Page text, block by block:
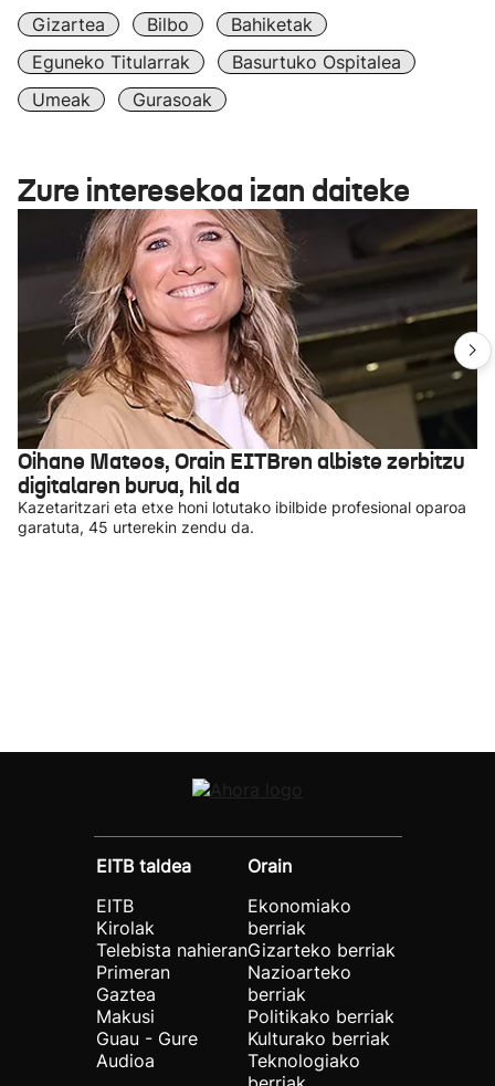
Gizartea Bilbo
Bahiketak
Eguneko Titularrak
Basurtuko Ospitalea
Umeak
Gurasoak
Zure interesekoa izan daiteke
Oihane Mateos, Orain EITBren albiste zerbitzu
digitalaren burua, hil da
Kazetaritzari eta etxe honi lotutako ibilbide profesional oparoa
garatuta, 45 urterekin zendu da.
EITB taldea
EITB
Kirolak
Telebista nahieran
Primeran
Gaztea
Makusi
Guau - Gure
Audioa
Orain
Ekonomiako
berriak
Gizarteko berriak
Nazioarteko
berriak
Politikako berriak
Kulturako berriak
Teknologiako